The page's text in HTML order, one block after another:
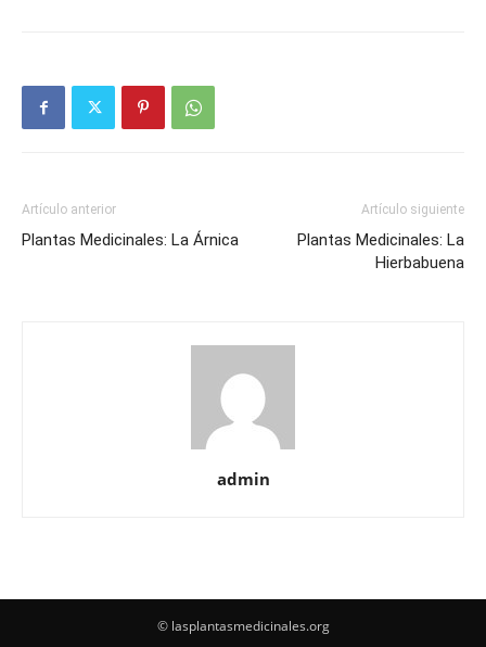
Artículo anterior
Plantas Medicinales: La Árnica
Artículo siguiente
Plantas Medicinales: La
Hierbabuena
admin
© lasplantasmedicinales.org